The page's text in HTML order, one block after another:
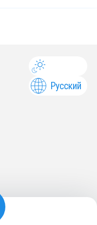
Русский